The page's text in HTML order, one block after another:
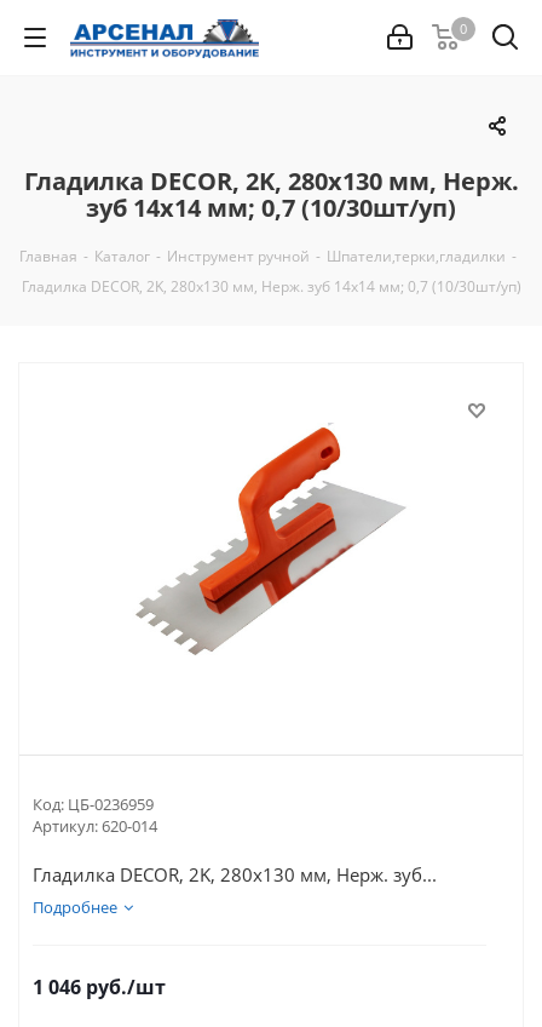
0
Гладилка DЕCOR, 2K, 280х130 мм, Нерж.
зуб 14х14 мм; 0,7 (10/30шт/уп)
Главная - Каталог - Инструмент ручной - Шпатели,терки,гладилки -
Гладилка DЕCOR, 2K, 280х130 мм, Нерж. зуб 14х14 мм; 0,7 (10/30шт/уп)
Код: ЦБ-0236959
Артикул:620-014
Гладилка DЕCOR, 2K, 280х130 мм, Нерж. зуб...
Подробнее
1 046 руб./шт